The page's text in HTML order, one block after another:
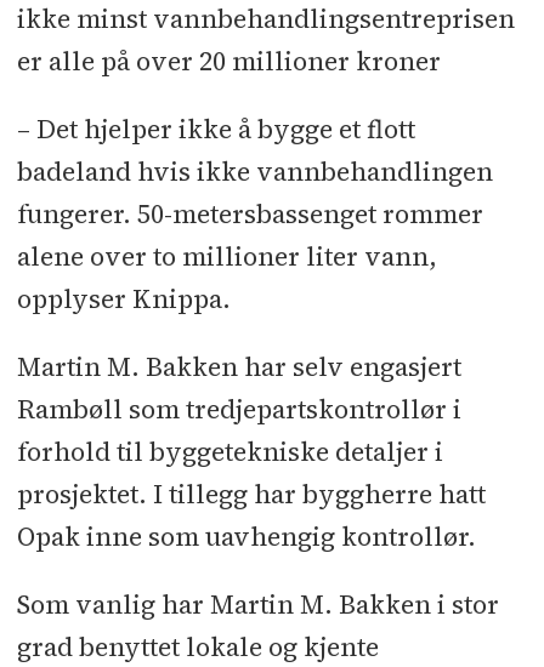
ikke minst vannbehandlingsentreprisen
er alle på over 20 millioner kroner
– Det hjelper ikke å bygge et flott
badeland hvis ikke vannbehandlingen
fungerer. 50-metersbassenget rommer
alene over to millioner liter vann,
opplyser Knippa.
Martin M. Bakken har selv engasjert
Rambøll som tredjepartskontrollør i
forhold til byggetekniske detaljer i
prosjektet. I tillegg har byggherre hatt
Opak inne som uavhengig kontrollør.
Som vanlig har Martin M. Bakken i stor
grad benyttet lokale og kjente